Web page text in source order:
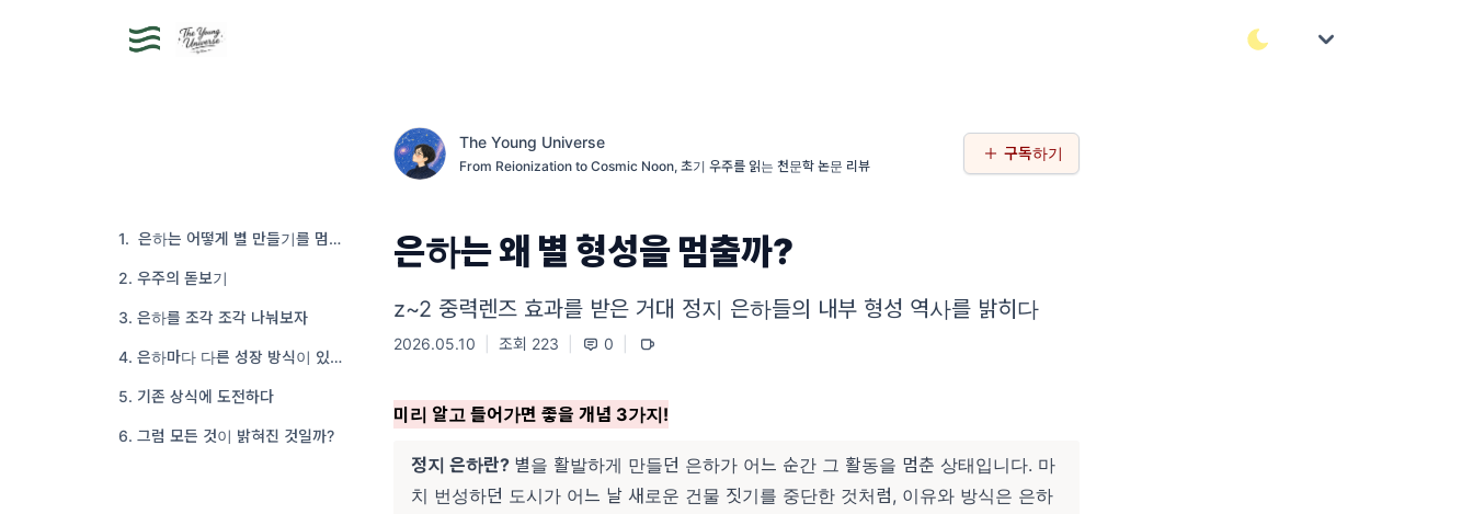
1. 은하는 어떻게 별 만들기를 멈출까?
2. 우주의 돋보기
3. 은하를 조각 조각 나눠보자
4. 은하마다 다른 성장 방식이 있다!
5. 기존 상식에 도전하다
6. 그럼 모든 것이 밝혀진 것일까?
The Young Universe
From Reionization to Cosmic Noon, 초기 우주를 읽는 천문학 논문 리뷰
구독하기
은하는 왜 별 형성을 멈출까?
z~2 중력렌즈 효과를 받은 거대 정지 은하들의 내부 형성 역사를 밝히다
2026.05.10 조회 223 0
미리 알고 들어가면 좋을 개념 3가지!
정지 은하란? 별을 활발하게 만들던 은하가 어느 순간 그 활동을 멈춘 상태입니다. 마
치 번성하던 도시가 어느 날 새로운 건물 짓기를 중단한 것처럼, 이유와 방식은 은하